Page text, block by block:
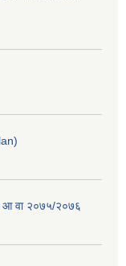
आ वा २०७५/२०७६